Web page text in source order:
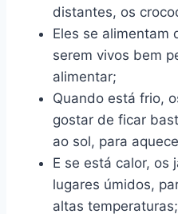
distantes, os
Eles se alimentam
serem vivos bem
alimentar;
Quando está frio,
gostar de ficar
ao sol, para
E se está calor, os
lugares úmidos,
altas temperaturas;